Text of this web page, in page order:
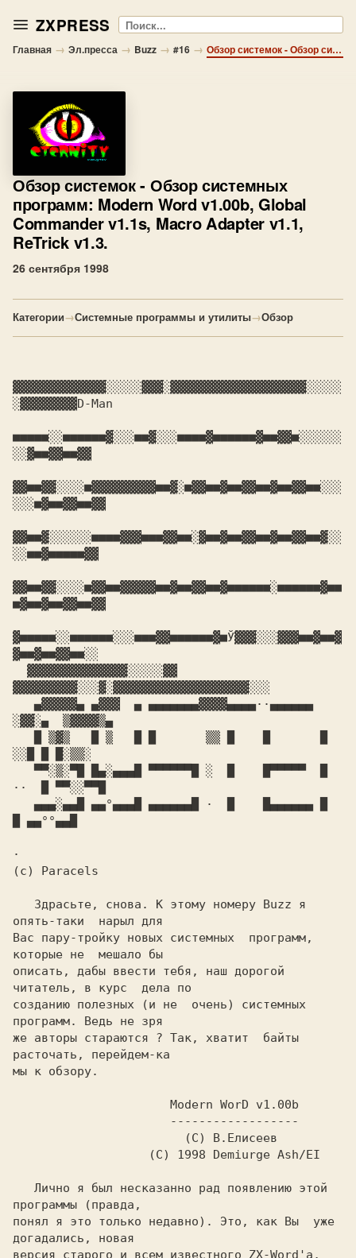
ZXPRESS Поиск
Главная → Эл.пресса → Buzz → #16 → Обзор системок - Обзор системных программ: Modern Word v1.00b, Global Commander v1.1s, Macro Adapter v1.1, ReTrick v1.3.
Обзор системок- Обзор системных
программ: Modern Word v1.00b, Global
Commander v1.1s, Macro Adapter v1.1,
ReTrick v1.3.
26 сентября 1998
Категории→Системные программы и утилиты→Обзор
▓▓▓▓▓▓▓▓▓▓▓▓▓░░░░░▓▓▓░▓▓▓▓▓▓▓▓▓▓▓▓▓▓▓▓▓▓▓░░░░░
░▓▓▓▓▓▓▓▓D-Man
■■■■■░░■■■■■■▓░░░■■▓░░░■■■■▓■■■■■■▓■■▓▓■░░░░░░
░░▓■■▓▓■■▓▓
▓▓■■▓▓░░░░■▓▓▓▓▓▓▓▓▓■■▓░■▓▓■■▓■■▓▓■■▓■■▓▓■■░░░
░░░■▓■■▓▓■■▓▓
▓▓■■▓░░░░░░■■■■▓▓▓■■■▓▓■■░▓■■▓■■▓▓■■▓■■▓▓■■▓░░
░░■■▓■■■■■▓▓
▓▓■■▓▓░░░░■▓▓■■▓▓▓▓▓■■▓■■▓▓■■▓■■■■■■░■■■■■■▓■■
■▓■■▓■■▓▓■■▓▓
▓■■■■■░░■■■■■■░░░■■■▓▓■■■■■■▓■Ў▓▓▓░░░▓▓▓■■▓■■▓
▓■■▓■■▓▓■■░░
▓▓▓▓▓▓▓▓▓░░░▓░▓▓▓▓▓▓▓▓▓▓▓▓▓▓▓▓▓▓▓░░░
   ▄▓▓▓▓▓▄ ▄▓▓▓  ▄ ▄▄▄▄▄▄▄▓▓▓▓▄▄▄▄··▄▄▄▄▄▄
░▓▓░▄  ▒▓▓▓▓▒▄
░░█ █ █░▒▒░
   ▀▀░▒░▀█ █▄░▄▄▄█ ▀▀▀▀▀▀█ ░  █    █▀▀▀▀▀  █
··  █ ▀▀░░▀▀█
   ▄▄▄░▄▄█ ▄▄°▄▄▄█ ▄▄▄▄▄▄█ ·  █    █▄▄▄▄▄▄ █
█ ▄▄°°▄▄█
·
(c) Paracels
опять-таки  нарыл для
Вас пару-тройку новых системных  программ,
которые не  мешало бы
описать, дабы ввести тебя, наш дорогой
читатель, в курс  дела по
созданию полезных (и не  очень) системных
программ. Ведь не зря
же авторы стараются ? Так, хватит  байты
расточать, перейдем-ка
мы к обзору.
программы (правда,
понял я это только недавно). Это, как Вы  уже
догадались, новая
версия старого и всем известного ZX-Word'a,